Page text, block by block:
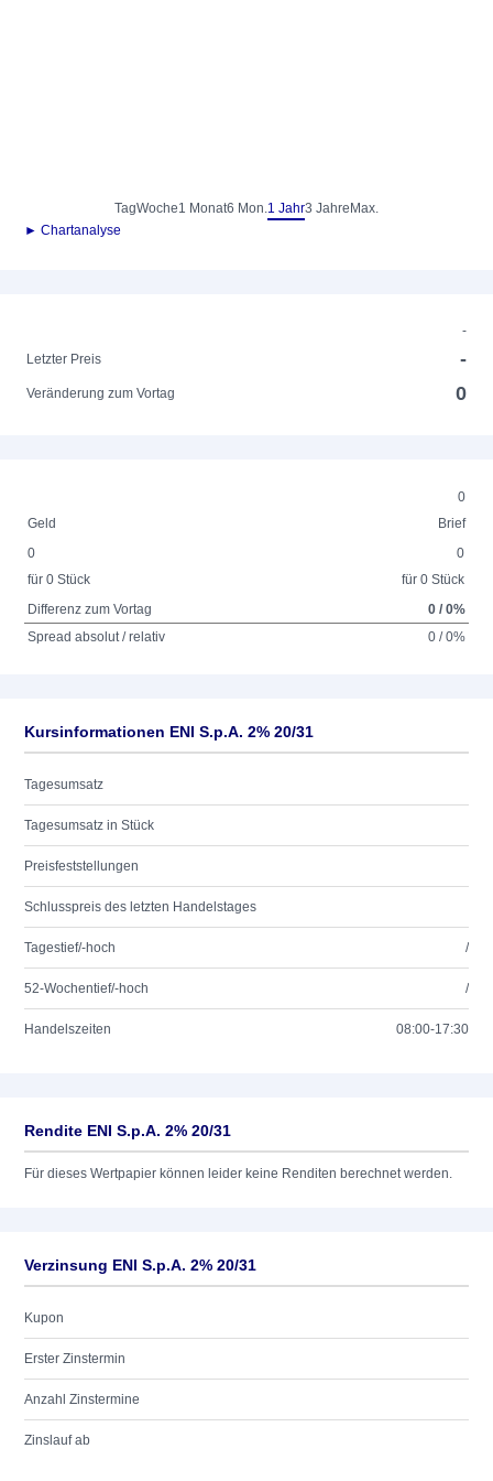
TagWoche1 Monat6 Mon.1 Jahr3 Jahre Max.
► Chartanalyse
-
Letzter Preis
-
Veränderung zum Vortag 0
0
Geld
Brief
0
für 0 Stück
0
für 0 Stück
Differenz zum Vortag
0 / 0%
Spread absolut / relativ
0 / 0%
Kursinformationen ENI S.p.A. 2% 20/31
Tagesumsatz
Tagesumsatz in Stück
Preisfeststellungen
Schlusspreis des letzten Handelstages
Tagestief/-hoch /
52-Wochentief/-hoch /
Handelszeiten 08:00-17:30
Rendite ENI S.p.A. 2% 20/31
Für dieses Wertpapier können leider keine Renditen berechnet werden.
Verzinsung ENI S.p.A. 2% 20/31
Kupon
Erster Zinstermin
Anzahl Zinstermine
Zinslauf ab